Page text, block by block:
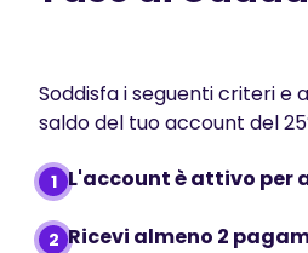
Soddisfa i seguenti criteri e
saldo del tuo account del
1 L'account è attivo per
2 Ricevi almeno 2